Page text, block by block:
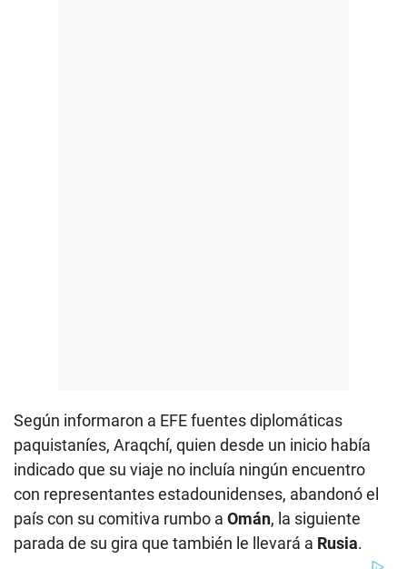
Según informaron a EFE fuentes diplomáticas
paquistaníes, Araqchí, quien desde un inicio había
indicado que su viaje no incluía ningún encuentro
con representantes estadounidenses, abandonó el
país con su comitiva rumbo a Omán, la siguiente
parada de su gira que también le llevará a Rusia.